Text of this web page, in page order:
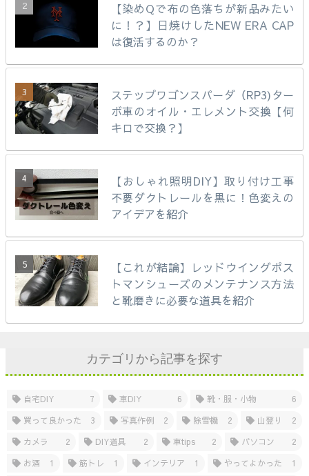
【染めQで布の色落ちが新品みたい
に！？】日焼けしたNEW ERA CAP
は復活するのか？
ステップワゴンスパーダ（RP3)ター
ボ車のオイル・エレメント交換【何
キロで交換？】
【おしゃれ照明DIY】取り付け工事
不要ダクトレールを黒に！色変えの
アイデアを紹介
【これが結論】レッドウイングポス
トマンシューズのメンテナンス方法
と靴磨きに必要な道具を紹介
カテゴリから記事を探す
自宅DIY 7 車DIY 6 靴・服・小物
6
買って良かった
3 写真作例 2 除雪機 2 山登り
2
カメラ
2 DIY道具 2 車tips 2 パソコン
2
お酒
1 筋トレ 1 インテリア 1 やってよかった 1